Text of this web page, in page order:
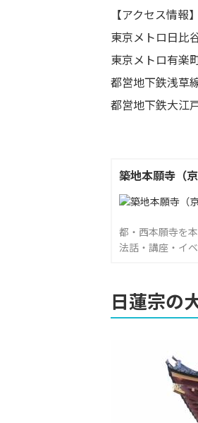
【アクセス情報】
東京メトロ日
東京メトロ有楽
都営地下鉄浅草
都営地下鉄大江
築地本願寺（
都・西本願寺を
法話・講座・イ
日蓮宗の